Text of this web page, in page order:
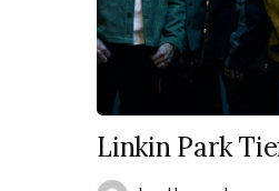
Linkin Park